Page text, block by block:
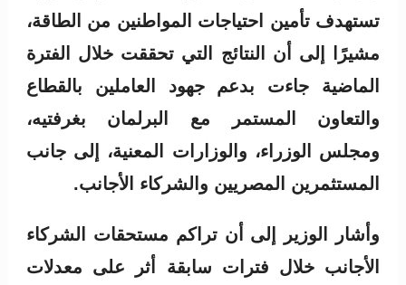
تستهدف تأمين احتياجات المواطنين من الطاقة،
مشيرًا إلى أن النتائج التي تحققت خلال الفترة
الماضية جاءت بدعم جهود العاملين بالقطاع
والتعاون المستمر مع البرلمان بغرفتيه،
ومجلس الوزراء، والوزارات المعنية، إلى جانب
المستثمرين المصريين والشركاء الأجانب.
وأشار الوزير إلى أن تراكم مستحقات الشركاء
الأجانب خلال فترات سابقة أثر على معدلات